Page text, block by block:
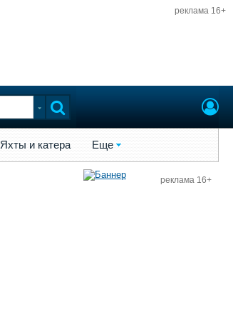
реклама 16+
Яхты и катера Еще
реклама 16+